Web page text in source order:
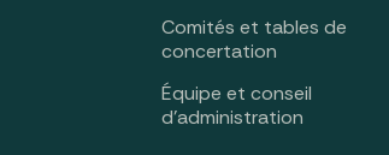
Comités et tables de
concertation
Équipe et conseil
d’administration